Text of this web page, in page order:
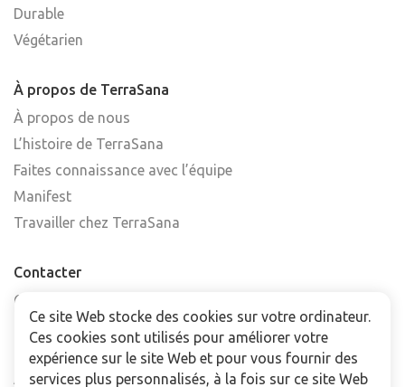
Durable
Végétarien
À propos de TerraSana
À propos de nous
L’histoire de TerraSana
Faites connaissance avec l’équipe
Manifest
Travailler chez TerraSana
Contacter
Contactez-nous
Trouver un point de vente
FAQ
Abonnez-vous à la newsletter
Ce site Web stocke des cookies sur votre ordinateur.
Ces cookies sont utilisés pour améliorer votre
expérience sur le site Web et pour vous fournir des
services plus personnalisés, à la fois sur ce site Web